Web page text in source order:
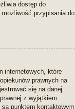
dostęp do
przypisania do
internetowych, które
prawnych na
się na danej
z wyjątkiem
punktem kontaktowym